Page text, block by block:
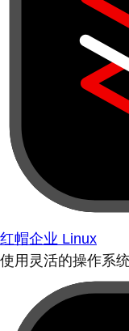
红帽企业 Linux
使用灵活的操作系